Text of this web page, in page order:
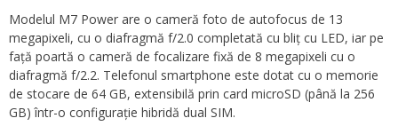
Modelul M7 Power are o cameră foto de autofocus de 13
megapixeli, cu o diafragmă f/2.0 completată cu bliț cu LED, iar pe
față poartă o cameră de focalizare fixă ​​de 8 megapixeli cu o
diafragmă f/2.2. Telefonul smartphone este dotat cu o memorie
de stocare de 64 GB, extensibilă prin card microSD (până la 256
GB) într-o configurație hibridă dual SIM.